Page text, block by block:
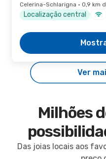
Celerina-Schlarigna · 0,9 km
Localização central
Ver
Milhões
Das joias locais aos